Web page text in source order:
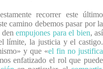
recorrer este último
camino debemos pasar por la
denempujones para el bien, así
límite, la justicia y el castigo.
y que «el fin no justifica
enfatizado el rol que puede